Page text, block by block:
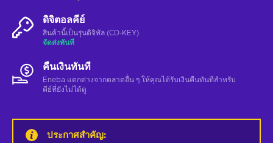
ดิจิตอลคีย์
สินค้านี้เป็นรุ่นดิจิทัล (CD-KEY)
จัดส่งทันที
คืนเงินทันที
Eneba แตกต่างจากตลาดอื่น ๆ ให้คุณได้รับเงินคืนทันทีสําหรับ
คีย์ที่ยังไม่ได้ดู
ประกาศสำคัญ: